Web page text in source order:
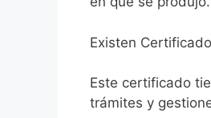
Existen
Este certificado
trámites y